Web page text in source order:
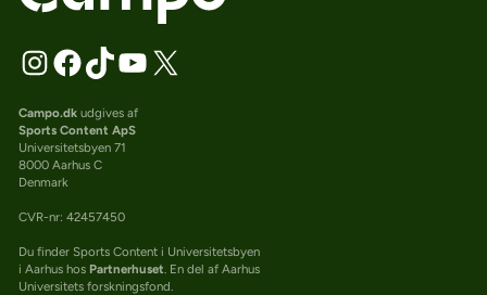
Campo.dkudgives af
Sports Content ApS
Universitetsbyen 71
8000 Aarhus C
Denmark
CVR-nr: 42457450
Du finder Sports Content i Universitetsbyen
i Aarhus hos Partnerhuset. En del af Aarhus
Universitets forskningsfond.